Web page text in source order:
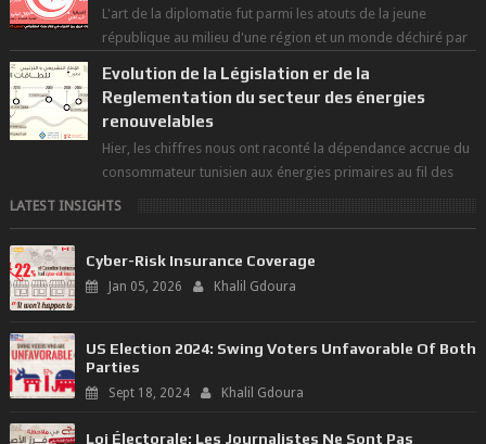
L'art de la diplomatie fut parmi les atouts de la jeune
république au milieu d'une région et un monde déchiré par
Evolution de la Législation er de la
Reglementation du secteur des énergies
renouvelables
Hier, les chiffres nous ont raconté la dépendance accrue du
consommateur tunisien aux énergies primaires au fil des
dernières décennies ( ...
LATEST INSIGHTS
Cyber-Risk Insurance Coverage
Jan 05, 2026 Khalil Gdoura
US Election 2024: Swing Voters Unfavorable Of Both
Parties
Sept 18, 2024 Khalil Gdoura
Loi Électorale: Les Journalistes Ne Sont Pas